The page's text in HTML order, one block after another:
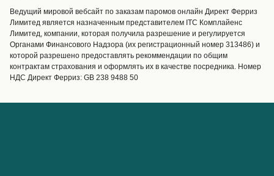
Обслуживание клиентов
Операторы
Маршруты и порты
Special Offers
Предлагает
Паромные билеты
Грузоперевозки
Ведущий мировой вебсайт по заказам паромов онлайн Директ Ферриз
Лимитед является назначенным представителем ITC Комплайенс
Лимитед, компании, которая получила разрешение и регулируется
Органами Финансового Надзора (их регистрационный номер 313486) и
которой разрешено предоставлять рекоммендации по общим
контрактам страхования и оформлять их в качестве посредника. Номер
НДС Директ Ферриз: GB 238 9488 50